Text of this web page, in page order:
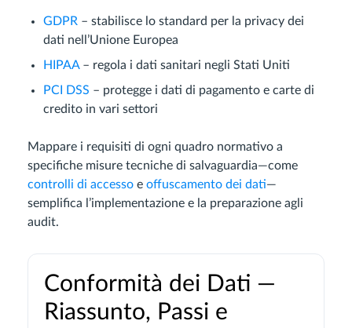
GDPR – stabilisce lo standard per la privacy dei
dati nell’Unione Europea
HIPAA– regola i dati sanitari negli Stati Uniti
PCI DSS – protegge i dati di pagamento e carte di
credito in vari settori
Mappare i requisiti di ogni quadro normativo a
specifiche misure tecniche di salvaguardia—come
controlli di accesso e offuscamento dei dati—
semplifica l’implementazione e la preparazione agli
audit.
Conformità dei Dati —
Riassunto, Passi e